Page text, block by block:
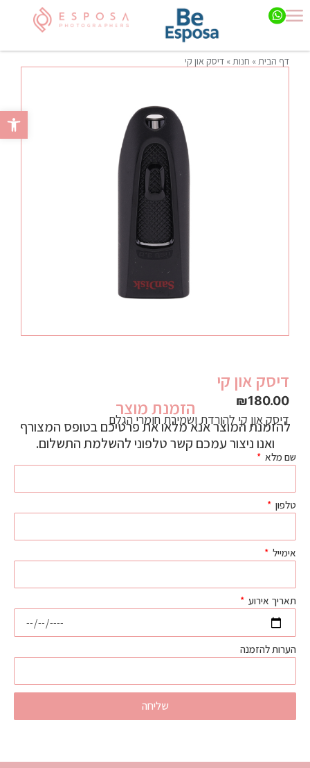
פתח
דף הבית» חנות» דיסק און קי
דיסק און קי
₪180.00
דיסק און קי להורדת ושמירת חומרי הגלם
הזמנת מוצר
להזמנת המוצר אנא מלאו את פרטיכם בטופס המצורף
ואנו ניצור עמכם קשר טלפוני להשלמת התשלום.
שם מלא
טלפון
אימייל
תאריך אירוע
הערות להזמנה
שליחה